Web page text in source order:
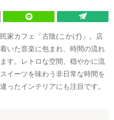
家カフェ「古陰(こかげ)」。店
いた音楽に包まれ、時間の流れ
す。レトロな空間、穏やかに流
イーツを味わう非日常な時間を
ったインテリアにも注目です。